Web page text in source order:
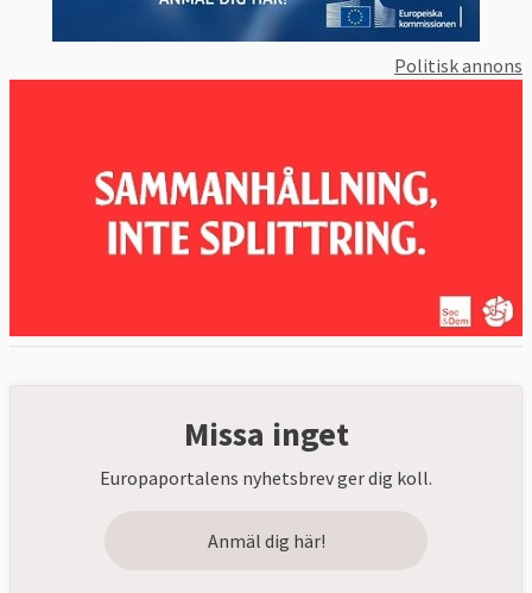
Politisk annons
Missa inget
Europaportalens nyhetsbrev ger dig koll.
Anmäl dig här!